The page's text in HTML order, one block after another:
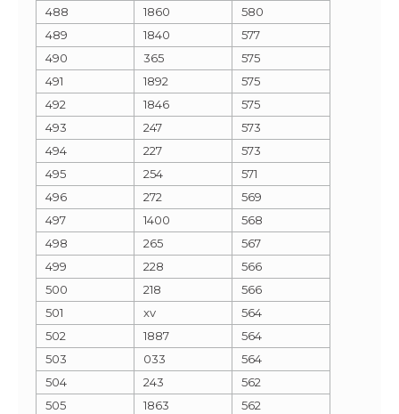
488
1860
580
489
1840
577
490
365
575
491
1892
575
492
1846
575
493
247
573
494
227
573
495
254
571
496
272
569
497
1400
568
498
265
567
499
228
566
500
218
566
501
xv
564
502
1887
564
503
033
564
504
243
562
505
1863
562